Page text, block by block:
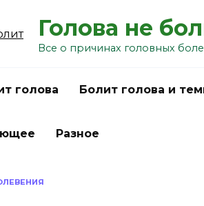
Голова не
Все о причинах головных
голова Болит голова и
Разное